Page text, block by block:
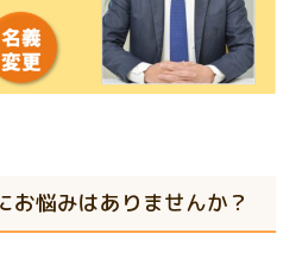
お悩みはありませんか？